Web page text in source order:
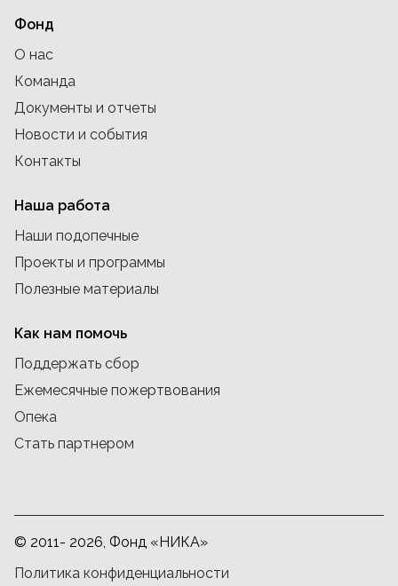
Фонд
О нас
Команда
Документы и отчеты
Новости и события
Контакты
Наша работа
Наши подопечные
Проекты и программы
Полезные материалы
Как нам помочь
Поддержать сбор
Ежемесячные пожертвования
Опека
Стать партнером
© 2011- 2026, Фонд «НИКА»
Политика конфиденциальности